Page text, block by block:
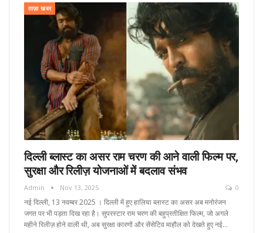
ताज़ा खबर
दिल्ली ब्लास्ट का असर राम चरण की आने वाली फिल्म पर,
सुरक्षा और रिलीज़ योजनाओं में बदलाव संभव
Admin Nov 13, 2025 0
नई दिल्ली, 13 नवम्बर 2025 । दिल्ली में हुए हालिया ब्लास्ट का असर अब मनोरंजन
जगत पर भी पड़ता दिख रहा है। सुपरस्टार राम चरण की बहुप्रतीक्षित फिल्म, जो अगले
महीने रिलीज़ होने वाली थी, अब सुरक्षा कारणों और सेंसेटिव माहौल को देखते हुए नई…